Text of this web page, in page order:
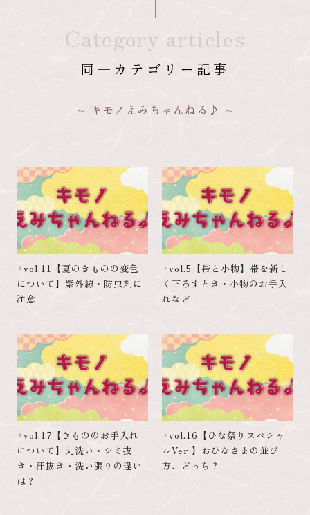
Category articles
同一カテゴリー記事
キモノえみちゃんねる♪
chevron_rightvol.11【夏のきものの変色
について】紫外線・防虫剤に
注意
chevron_rightvol.5【帯と小物】帯を新し
く下ろすとき・小物のお手入
れなど
chevron_rightvol.17【きもののお手入れ
について】丸洗い・シミ抜
き・汗抜き・洗い張りの違い
は？
chevron_rightvol.16【ひな祭りスペシャ
ルVer.】おひなさまの並び
方、どっち？